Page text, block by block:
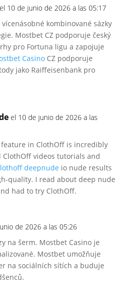
el 10 de junio de 2026 a las 05:17
kombinované sázky
Mostbet CZ podporuje český
pro Fortuna ligu a zapojuje
CasinoCZ podporuje
jako Raiffeisenbank pro
el 10 de junio de 2026 a las
in ClothOff is incredibly
ClothOff videos tutorials and
deepnude io nude results
quality. I read about deep nude
had to try ClothOff.
de 2026 a las 05:26
na šerm. Mostbet Casino je
Mostbet umožňuje
na sociálních sítích a buduje